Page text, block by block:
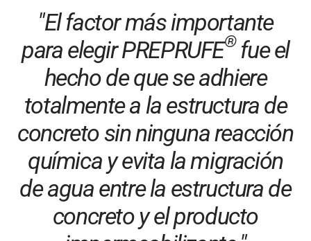
"El factor más importante
para elegir PREPRUFE®fue el
hecho de que se adhiere
totalmente a la estructura de
concreto sin ninguna reacción
química y evita la migración
de agua entre la estructura de
concreto y el producto